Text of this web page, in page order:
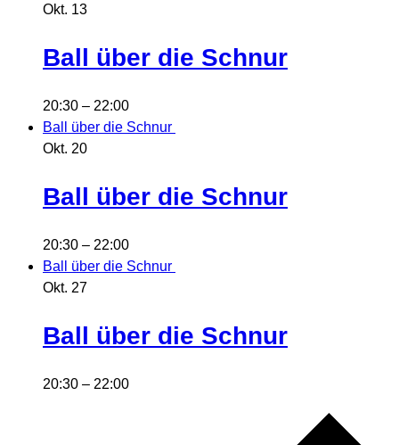
Okt. 13
Ball über die Schnur
20:30 – 22:00
Ball über die Schnur
Okt. 20
Ball über die Schnur
20:30 – 22:00
Ball über die Schnur
Okt. 27
Ball über die Schnur
20:30 – 22:00